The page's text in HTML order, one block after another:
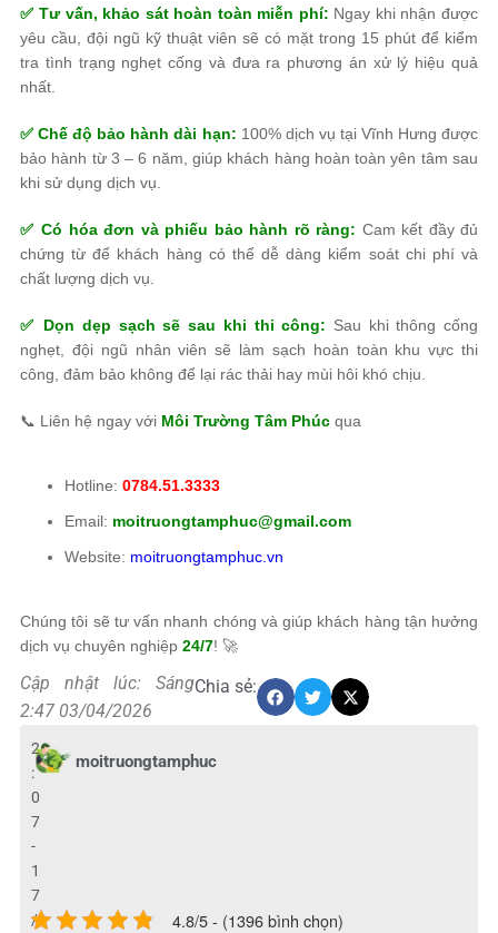
✅ Tư vấn, khảo sát hoàn toàn miễn phí: Ngay khi nhận được
yêu cầu, đội ngũ kỹ thuật viên sẽ có mặt trong 15 phút để kiểm
tra tình trạng nghẹt cống và đưa ra phương án xử lý hiệu quả
nhất.
✅ Chế độ bảo hành dài hạn: 100% dịch vụ tại Vĩnh Hưng được
bảo hành từ 3 – 6 năm, giúp khách hàng hoàn toàn yên tâm sau
khi sử dụng dịch vụ.
✅ Có hóa đơn và phiếu bảo hành rõ ràng: Cam kết đầy đủ
chứng từ để khách hàng có thể dễ dàng kiểm soát chi phí và
chất lượng dịch vụ.
✅ Dọn dẹp sạch sẽ sau khi thi công: Sau khi thông cống
nghẹt, đội ngũ nhân viên sẽ làm sạch hoàn toàn khu vực thi
công, đảm bảo không để lại rác thải hay mùi hôi khó chịu.
📞 Liên hệ ngay với Môi Trường Tâm Phúc qua
Hotline: 0784.51.3333
Email: moitruongtamphuc@gmail.com
Website: moitruongtamphuc.vn
Chúng tôi sẽ tư vấn nhanh chóng và giúp khách hàng tận hưởng
dịch vụ chuyên nghiệp 24/7! 🚀
Cập nhật lúc: Sáng
2:47 03/04/2026
Chia sẻ:
moitruongtamphuc
2
:
0
7
-
1
7
/
4.8/5 - (1396 bình chọn)